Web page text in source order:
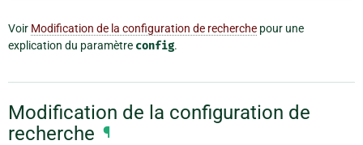
Voir Modification de la configuration de recherche pour une
explication du paramètre config.
Modification de la configuration de
recherche ¶